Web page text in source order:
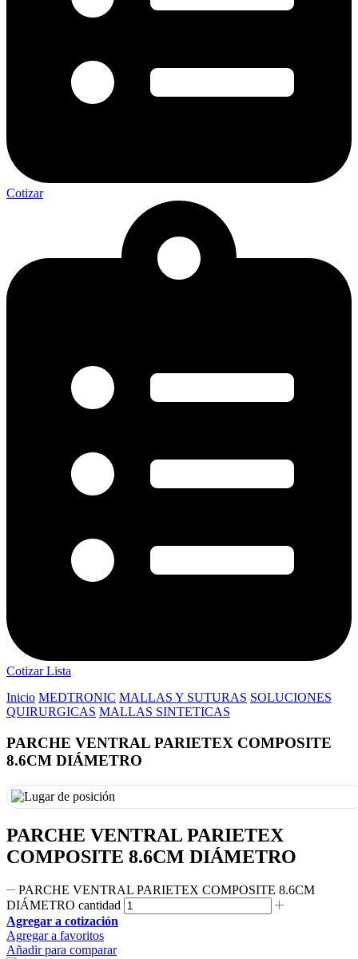
Cotizar
Cotizar Lista
Inicio MEDTRONIC MALLAS Y SUTURAS SOLUCIONES
QUIRURGICAS MALLAS SINTETICAS
PARCHE VENTRAL PARIETEX COMPOSITE
8.6CM DIÁMETRO
PARCHE VENTRAL PARIETEX
COMPOSITE 8.6CM DIÁMETRO
PARCHE VENTRAL PARIETEX COMPOSITE 8.6CM
DIÁMETRO cantidad
Agregar a cotización
Agregar a favoritos
Añadir para comparar